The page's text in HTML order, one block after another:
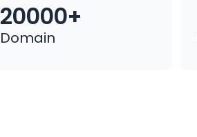
20000+
Domain